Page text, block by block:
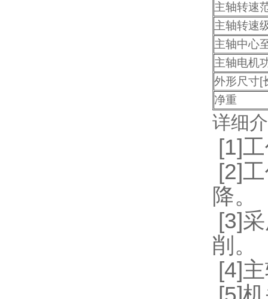
主轴转速
主轴转速
主轴中心
主轴电机
外形尺寸[
净重
详细
[1]
[2]
降。
[3]
削。
[4]